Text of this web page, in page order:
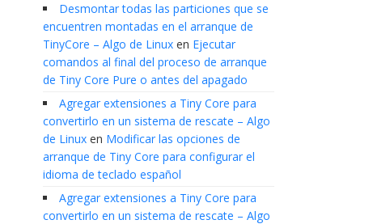
Desmontar todas las particiones que se
encuentren montadas en el arranque de
TinyCore – Algo de Linux en Ejecutar
comandos al final del proceso de arranque
de Tiny Core Pure o antes del apagado
Agregar extensiones a Tiny Core para
convertirlo en un sistema de rescate – Algo
de Linux en Modificar las opciones de
arranque de Tiny Core para configurar el
idioma de teclado español
Agregar extensiones a Tiny Core para
convertirlo en un sistema de rescate – Algo